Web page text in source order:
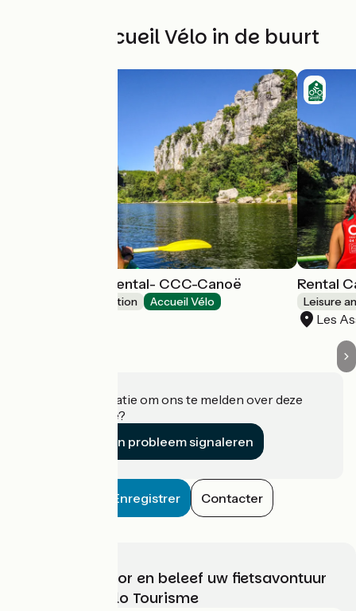
Andere Accueil Vélo in de buurt
Canoe-Kayak Rental- CCC-Canoë
Leisure and recreation Accueil Vélo
Rental
Leisure
Les
Heeft u informatie om ons te melden over deze
accommodatie?
Een probleem signaleren
Enregistrer Contacter
Kies, bereid voor en beleef uw fietsavontuur
met France Vélo Tourisme